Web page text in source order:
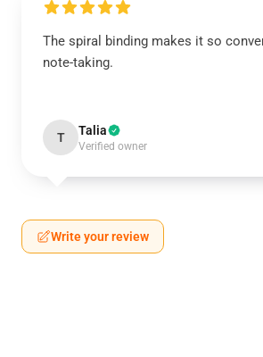
The spiral binding makes it so
note-taking.
T Talia
Verified owner
Write your review